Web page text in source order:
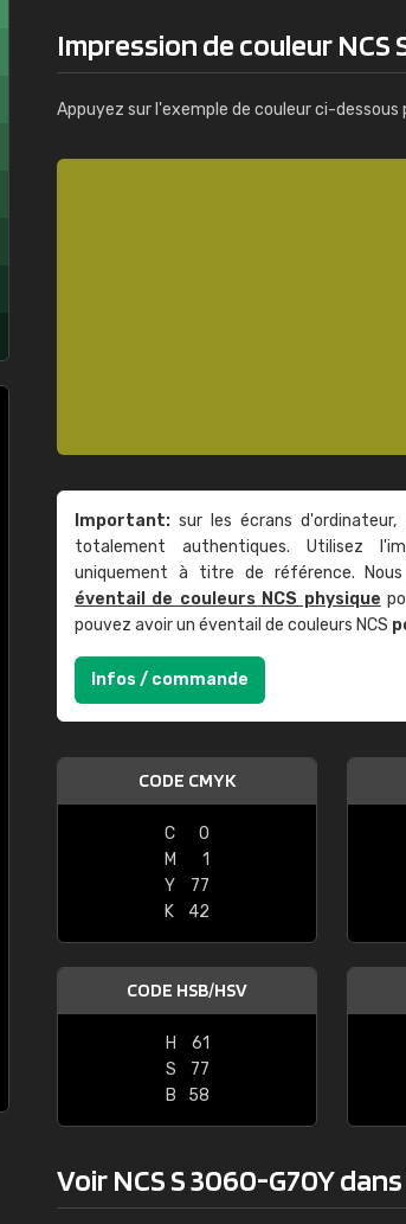
Impression de couleur NCS
Appuyez sur l'exemple de couleur ci-
Important: sur les écrans d'ordinateur,
totalement authentiques. Utilisez
uniquement à titre de référence.
éventail de couleurs NCS physique
pouvez avoir un éventail de couleurs NCS
Infos / commande
CODE CMYK
C
0
M
1
Y
77
K
42
CODE HSB/HSV
H
61
S
77
B
58
Voir NCS S 3060-G70Y